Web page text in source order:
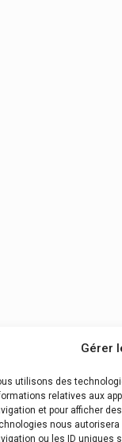
Gérer
utilisons des
relatives aux
et pour afficher
nous
ou les ID uniques